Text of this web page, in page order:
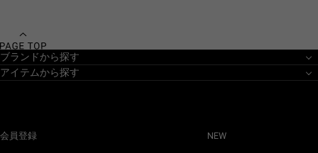
ブランドから探す
アイテムから探す
会員登録 NEW